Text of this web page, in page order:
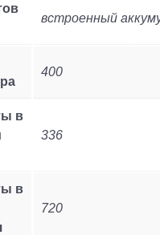
встроенный
400
в
336
в
720